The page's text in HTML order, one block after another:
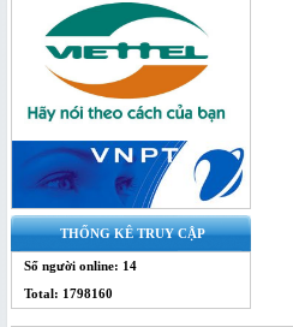
Bộ chia quang 1x4 SC/UPC - bộ chia
splitter
Bộ Chia Quang 1x4 Box - splitter
quang
THỐNG KÊ TRUY CẬP
Số người online: 14
Total: 1798160